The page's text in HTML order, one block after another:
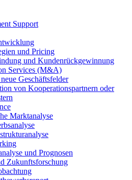
Support
und Pricing
und Kundenrückgewinnung
Services (M&A)
Geschäftsfelder
von Kooperationspartnern oder
Marktanalyse
und Prognosen
Zukunftsforschung